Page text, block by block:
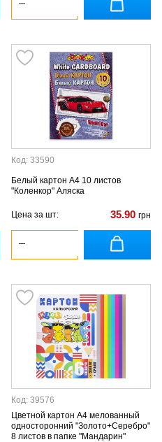
Код: 33590
Белый картон А4 10 листов
"Коленкор" Аляска
Цена за шт: 35.90 грн
Код: 39576
Цветной картон А4 мелованный
односторонний "Золото+Серебро"
8 листов в папке "Мандарин"